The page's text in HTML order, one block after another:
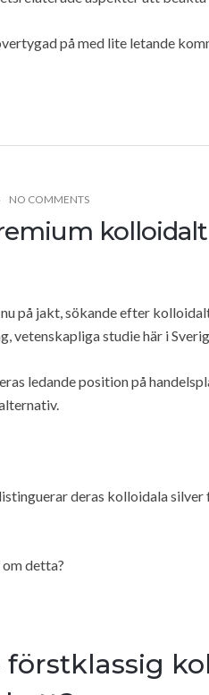
på med lite letande
NO COMMENTS
kolloidalt
på jakt, sökande efter
vetenskapliga studie här i
ledande position på
deras kolloidala
detta?